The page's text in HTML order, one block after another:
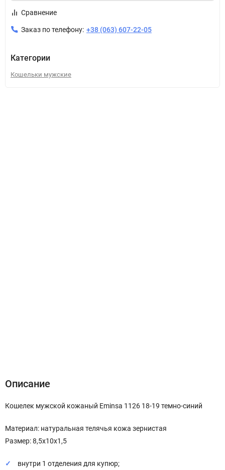
Сравнение
Заказ по телефону: +38 (063) 607-22-05
Категории
Кошельки мужские
Описание
Кошелек мужской кожаный Eminsa 1126 18-19 темно-синий
Материал: натуральная телячья кожа зернистая
Размер: 8,5х10х1,5
внутри 1 отделения для купюр;